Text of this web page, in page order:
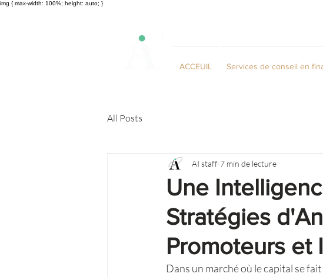
img { max-width: 100%; height: auto; }
ACCEUIL Services de conseil en
All Posts
Une
Stratégies
Promoteurs et
AI staff 7 min de lecture
Dans un marché où le capital se